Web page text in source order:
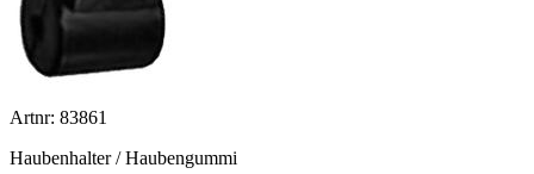
Artnr: 83861
Haubenhalter / Haubengummi